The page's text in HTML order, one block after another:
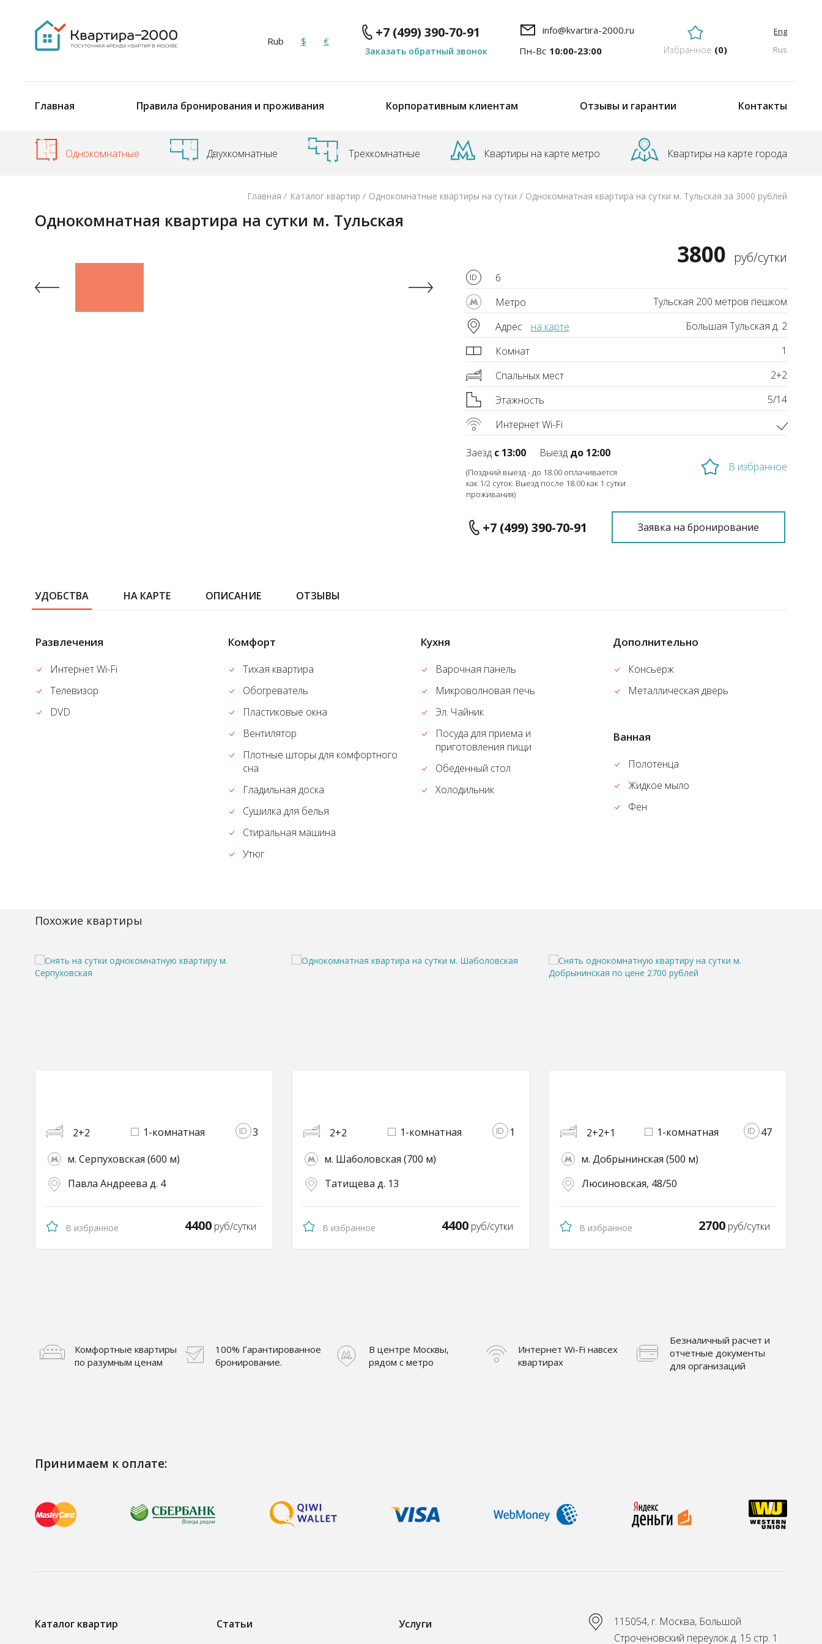
Rub $ €
+7 (499) 390-70-91
Заказать обратный звонок
info@kvartira-2000.ru
Пн-Вс 10:00-23:00 Избранное (0)
Eng
Rus
Главная Правила бронирования и проживания Корпоративным клиентам Отзывы и гарантии Контакты
Однокомнатные Двухкомнатные Трехкомнатные Квартиры на карте метро Квартиры на карте города
Главная Каталог квартир Однокомнатные квартиры на сутки Однокомнатная квартира на сутки м. Тульская за 3000 рублей
Однокомнатная квартира на сутки м. Тульская
3800 руб/сутки
6
Метро
Тульская 200 метров пешком
Адрес
на карте
Большая Тульская д. 2
Комнат
1
Спальных мест
2+2
Этажность
5/14
Интернет Wi-Fi
Заезд с 13:00 Выезд до 12:00
(Поздний выезд - до 18.00 оплачивается
как 1/2 суток. Выезд после 18.00 как 1 сутки
проживания)
В избранное
+7 (499) 390-70-91 Заявка на бронирование
УДОБСТВА НА КАРТЕ ОПИСАНИЕ ОТЗЫВЫ
Развлечения
Интернет Wi-Fi
Телевизор
DVD
Комфорт
Тихая квартира
Обогреватель
Пластиковые окна
Вентилятор
Плотные шторы для комфортного
сна
Гладильная доска
Сушилка для белья
Стиральная машина
Утюг
Кухня
Варочная панель
Микроволновая печь
Эл. Чайник
Посуда для приема и
приготовления пищи
Обеденный стол
Холодильник
Дополнительно
Консьерж
Металлическая дверь
Ванная
Полотенца
Жидкое мыло
Фен
Похожие квартиры
2+2 1-комнатная 3
м. Серпуховская (600 м)
Павла Андреева д. 4
В избранное 4400 руб/сутки
2+2 1-комнатная 1
м. Шаболовская (700 м)
Татищева д. 13
В избранное 4400 руб/сутки
2+2+1 1-комнатная 47
м. Добрынинская (500 м)
Люсиновская, 48/50
В избранное 2700 руб/сутки
Комфортные квартиры
по разумным ценам
100% Гарантированное
бронирование.
В центре Москвы,
рядом с метро
Интернет Wi-Fi навсех
квартирах
Безналичный расчет и
отчетные документы
для организаций
Принимаем к оплате:
Каталог квартир Статьи Услуги
115054, г. Москва, Большой
Строченовский переулок д. 15 стр. 1